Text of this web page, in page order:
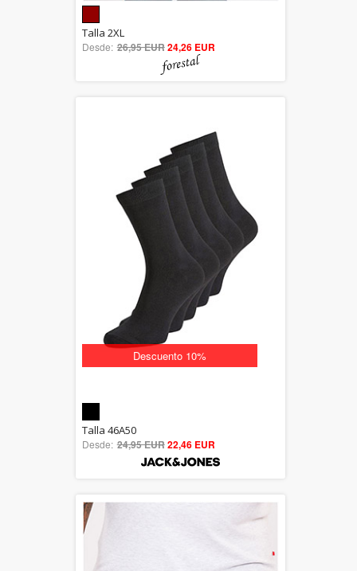
out of 5
Talla 2XL
Desde: 26,95 EUR24,26 EUR
Descuento 10%
out of 5
Talla 46A50
Desde: 24,95 EUR22,46 EUR